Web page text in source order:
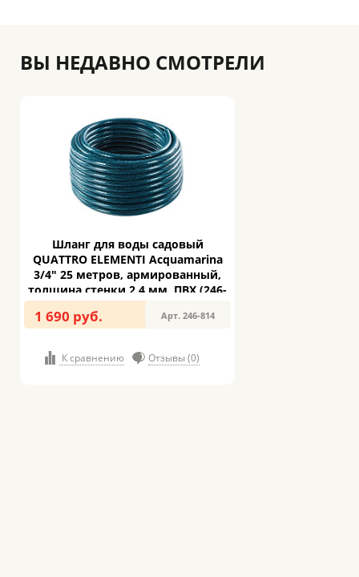
ВЫ НЕДАВНО СМОТРЕЛИ
Шланг для воды садовый
QUATTRO ELEMENTI Acquamarina
3/4" 25 метров, армированный,
толщина стенки 2,4 мм, ПВХ (246-
814)
1 690 руб. Арт. 246-814
К сравнению Отзывы (0)